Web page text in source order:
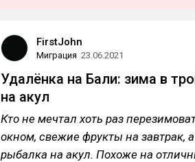
FirstJohn
Миграция 23.06.2021
Удалёнка на Бали: зима в
на акул
Кто не мечтал хоть раз
окном, свежие фрукты на
рыбалка на акул. Похоже на